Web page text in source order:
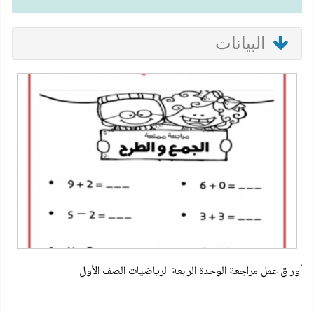
البيانات
أوراق عمل مراجعة الوحدة الرابعة الرياضيات الصف الأول